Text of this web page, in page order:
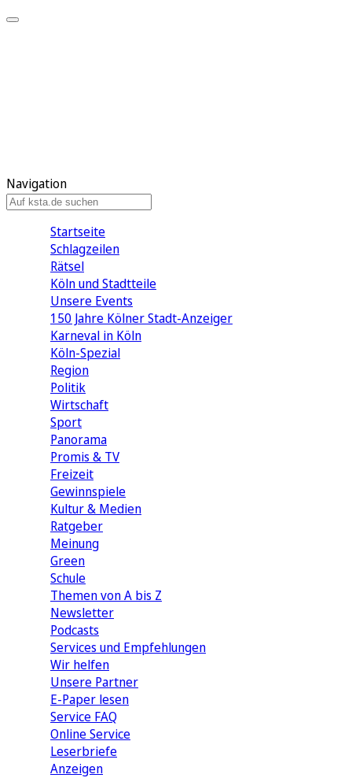
Navigation
Startseite
Schlagzeilen
Rätsel
Köln und Stadtteile
Unsere Events
150 Jahre Kölner Stadt-Anzeiger
Karneval in Köln
Köln-Spezial
Region
Politik
Wirtschaft
Sport
Panorama
Promis & TV
Freizeit
Gewinnspiele
Kultur & Medien
Ratgeber
Meinung
Green
Schule
Themen von A bis Z
Newsletter
Podcasts
Services und Empfehlungen
Wir helfen
Unsere Partner
E-Paper lesen
Service FAQ
Online Service
Leserbriefe
Anzeigen